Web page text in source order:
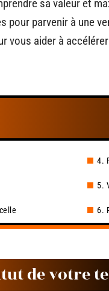
sa valeur et
parvenir à une
vous aider à
4.
5.
6.
de votre